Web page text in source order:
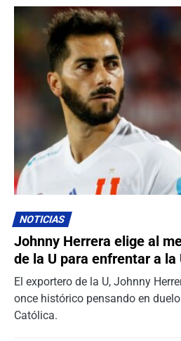
NOTICIAS
Johnny Herrera elige al
de la U para enfrentar a la
El exportero de la U, Johnny
once histórico pensando en
Católica.